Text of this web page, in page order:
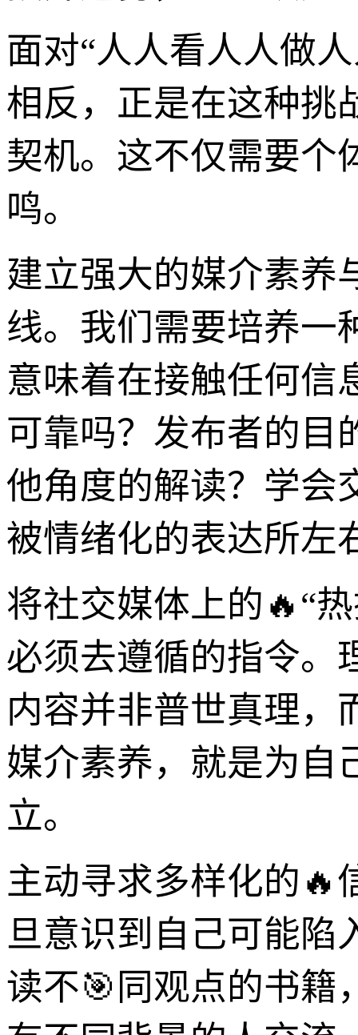
面对“人人看人人做
相反，正是在这种挑
契机。这不仅需要个
鸣。
建立强大的媒介素养
线。我们需要培养一
意味着在接触任何信
可靠吗？发布者的目
他角度的解读？学会
被情绪化的表达所左
将社交媒体上的🔥“
必须去遵循的指令。
内容并非普世真理，
媒介素养，就是为自
立。
主动寻求多样化的🔥
旦意识到自己可能陷
读不🎯同观点的书籍